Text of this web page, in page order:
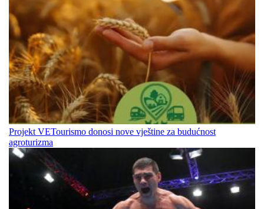
Projekt VETourismo donosi nove vještine za budućnost
agroturizma